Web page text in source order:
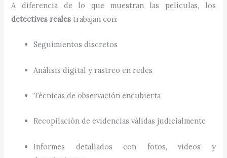
A diferencia de lo que muestran las películas, los
detectives reales trabajan con:
Seguimientos discretos
Análisis digital y rastreo en redes
Técnicas de observación encubierta
Recopilación de evidencias válidas judicialmente
Informes detallados con fotos, videos y